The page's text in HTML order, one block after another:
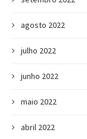
agosto 2022
julho 2022
junho 2022
maio 2022
abril 2022